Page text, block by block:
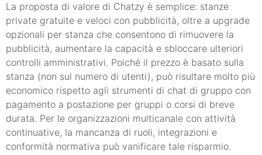
La proposta di valore di Chatzy è semplice: stanze
private gratuite e veloci con pubblicità, oltre a upgrade
opzionali per stanza che consentono di rimuovere la
pubblicità, aumentare la capacità e sbloccare ulteriori
controlli amministrativi. Poiché il prezzo è basato sulla
stanza (non sul numero di utenti), può risultare molto più
economico rispetto agli strumenti di chat di gruppo con
pagamento a postazione per gruppi o corsi di breve
durata. Per le organizzazioni multicanale con attività
continuative, la mancanza di ruoli, integrazioni e
conformità normativa può vanificare tale risparmio.